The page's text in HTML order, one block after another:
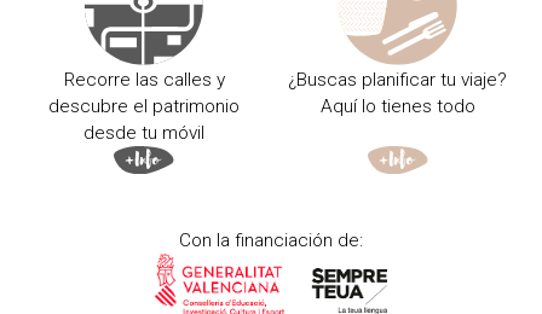
Recorre las calles y
descubre el patrimonio
desde tu móvil
¿Buscas planificar tu viaje?
Aquí lo tienes todo
Con la financiación de: